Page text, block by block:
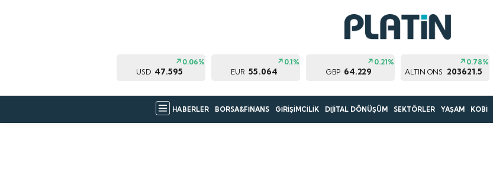
USD 47.595
0.06%
EUR 55.064
0.1%
GBP 64.229
0.21%
ALTIN ONS 203621.5
0.78%
HABERLER BORSA&FİNANS GİRİŞİMCİLİK DİJİTAL DÖNÜŞÜM SEKTÖRLER YAŞAM KOBİ